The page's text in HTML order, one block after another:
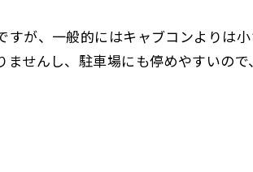
すが、一般的にはキャブコンよりは
せんし、駐車場にも停めやすいので